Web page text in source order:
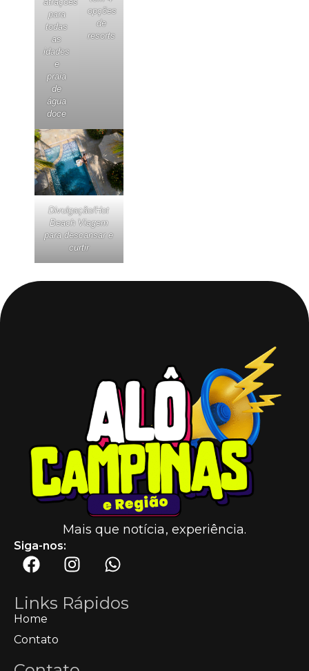
para
todas
as
idades
e
praia
de
água
doce
opções
de
resorts
Divulgação/Hot
Beach Viagem
para descansar e
curtir
Mais que notícia, experiência.
Siga-nos:
Links Rápidos
Home
Contato